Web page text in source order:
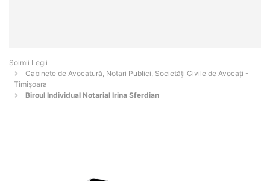
Șoimii Legii
Cabinete de Avocatură, Notari Publici, Societăți Civile de Avocați -
Timişoara
Biroul Individual Notarial Irina Sferdian